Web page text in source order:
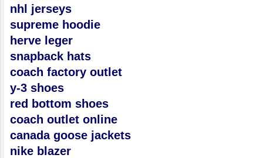
nhl jerseys
supreme hoodie
herve leger
snapback hats
coach factory outlet
y-3 shoes
red bottom shoes
coach outlet online
canada goose jackets
nike blazer